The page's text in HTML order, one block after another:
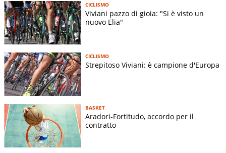
CICLISMO
Viviani pazzo di gioia: "Si è visto un
nuovo Elia"
CICLISMO
Strepitoso Viviani: è campione d'Europa
BASKET
Aradori-Fortitudo, accordo per il
contratto